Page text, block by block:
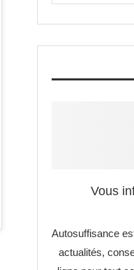
Vous
Autosuffisance
actualités,